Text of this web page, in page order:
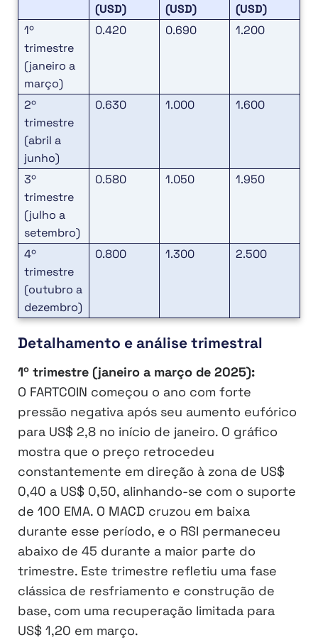
(USD)
(USD)
(USD)
1º
trimestre
(janeiro a
março)
0.420 0.690 1.200
2º
trimestre
(abril a
junho)
0.630 1.000 1.600
3º
trimestre
(julho a
setembro)
0.580 1.050 1.950
4º
trimestre
(outubro a
dezembro)
0.800 1.300 2.500
Detalhamento e análise trimestral
1º trimestre (janeiro a março de 2025):
O FARTCOIN começou o ano com forte
pressão negativa após seu aumento eufórico
para US$ 2,8 no início de janeiro. O gráfico
mostra que o preço retrocedeu
constantemente em direção à zona de US$
0,40 a US$ 0,50, alinhando-se com o suporte
de 100 EMA. O MACD cruzou em baixa
durante esse período, e o RSI permaneceu
abaixo de 45 durante a maior parte do
trimestre. Este trimestre refletiu uma fase
clássica de resfriamento e construção de
base, com uma recuperação limitada para
US$ 1,20 em março.